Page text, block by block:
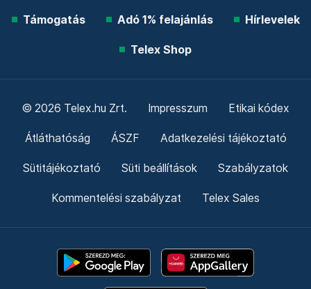
Támogatás Adó 1% felajánlás Hírlevelek
Telex Shop
© 2026 Telex.hu Zrt. Impresszum Etikai kódex
Átláthatóság ÁSZF Adatkezelési tájékoztató
Sütitájékoztató Süti beállítások Szabályzatok
Kommentelési szabályzat Telex Sales